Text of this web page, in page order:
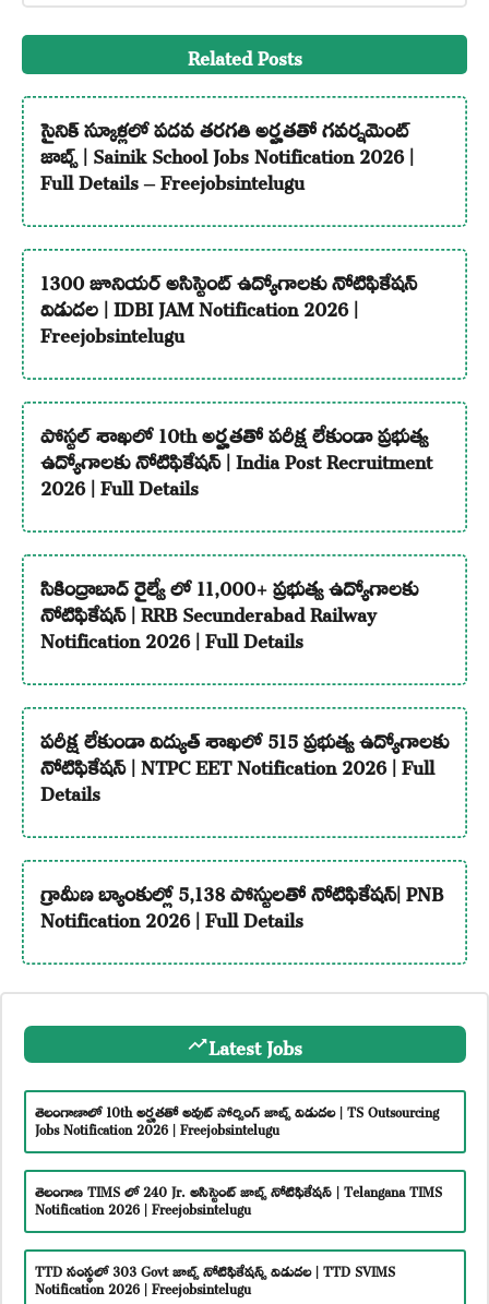
Related Posts
సైనిక్ స్కూళ్లలో పదవ తరగతి అర్హతతో గవర్నమెంట్
జాబ్స్ | Sainik School Jobs Notification 2026 |
Full Details – Freejobsintelugu
1300 జూనియర్ అసిస్టెంట్ ఉద్యోగాలకు నోటిఫికేషన్
విడుదల | IDBI JAM Notification 2026 |
Freejobsintelugu
పోస్టల్ శాఖలో 10th అర్హతతో పరీక్ష లేకుండా ప్రభుత్వ
ఉద్యోగాలకు నోటిఫికేషన్ | India Post Recruitment
2026 | Full Details
సికింద్రాబాద్ రైల్వే లో 11,000+ ప్రభుత్వ ఉద్యోగాలకు
నోటిఫికేషన్ | RRB Secunderabad Railway
Notification 2026 | Full Details
పరీక్ష లేకుండా విద్యుత్ శాఖలో 515 ప్రభుత్వ ఉద్యోగాలకు
నోటిఫికేషన్ | NTPC EET Notification 2026 | Full
Details
గ్రామీణ బ్యాంకుల్లో 5,138 పోస్టులతో నోటిఫికేషన్| PNB
Notification 2026 | Full Details
Latest Jobs
తెలంగాణాలో 10th అర్హతతో అవుట్ సోర్సింగ్ జాబ్స్ విడుదల | TS Outsourcing
Jobs Notification 2026 | Freejobsintelugu
తెలంగాణ TIMS లో 240 Jr. అసిస్టెంట్ జాబ్స్ నోటిఫికేషన్ | Telangana TIMS
Notification 2026 | Freejobsintelugu
TTD సంస్థలో 303 Govt జాబ్స్ నోటిఫికేషన్స్ విడుదల | TTD SVIMS
Notification 2026 | Freejobsintelugu